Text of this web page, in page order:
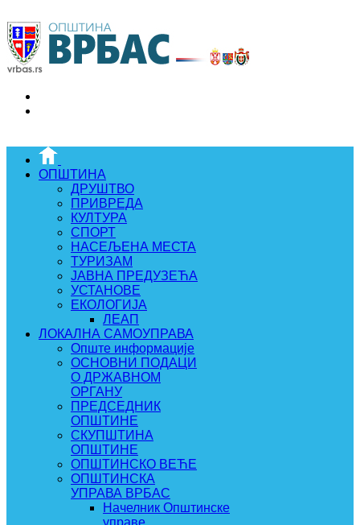
ОПШТИНА
ДРУШТВО
ПРИВРЕДА
КУЛТУРА
СПОРТ
НАСЕЉЕНА МЕСТА
ТУРИЗАМ
ЈАВНА ПРЕДУЗЕЋА
УСТАНОВЕ
ЕКОЛОГИЈА
ЛЕАП
ЛОКАЛНА САМОУПРАВА
Опште информације
ОСНОВНИ ПОДАЦИ
О ДРЖАВНОМ
ОРГАНУ
ПРЕДСЕДНИК
ОПШТИНЕ
СКУПШТИНА
ОПШТИНЕ
ОПШТИНСКО ВЕЋЕ
ОПШТИНСКА
УПРАВА ВРБАС
Начелник Општинске
управе